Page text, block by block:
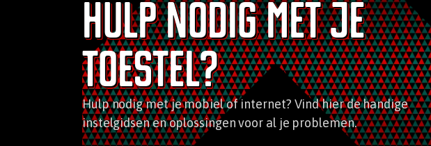
Hulp nodig met je
toestel?
Hulp nodig met je mobiel of internet? Vind hier de handige
instelgidsen en oplossingen voor al je problemen.